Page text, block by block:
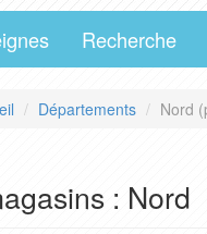
Recherche
Départements Nord
: Nord